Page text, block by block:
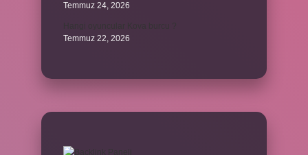
Temmuz 24, 2026
Temmuz 22, 2026